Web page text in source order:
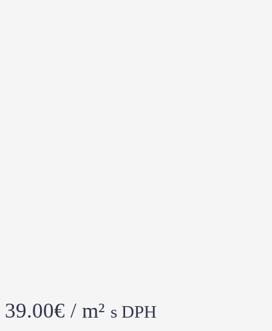
39.00€ / m² s DPH